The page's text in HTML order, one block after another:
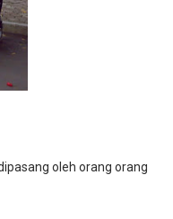
oleh orang orang